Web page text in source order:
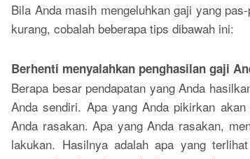
Bila Anda masih mengeluhkan gaji yang
kurang, cobalah beberapa tips dibawah ini:
Berhenti menyalahkan penghasilan gaji
Berapa besar pendapatan yang Anda
Anda sendiri. Apa yang Anda pikirkan
Anda rasakan. Apa yang Anda rasakan,
lakukan. Hasilnya adalah apa yang